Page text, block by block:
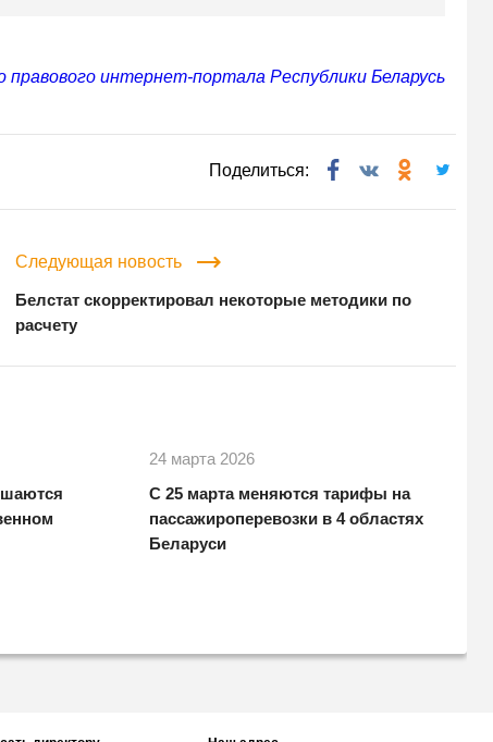
правового интернет-портала Республики Беларусь
Поделиться:
Следующая новость
Белстат скорректировал некоторые методики по
расчету
24 марта 2026
С 25 марта меняются тарифы на
пассажироперевозки в 4 областях
Беларуси